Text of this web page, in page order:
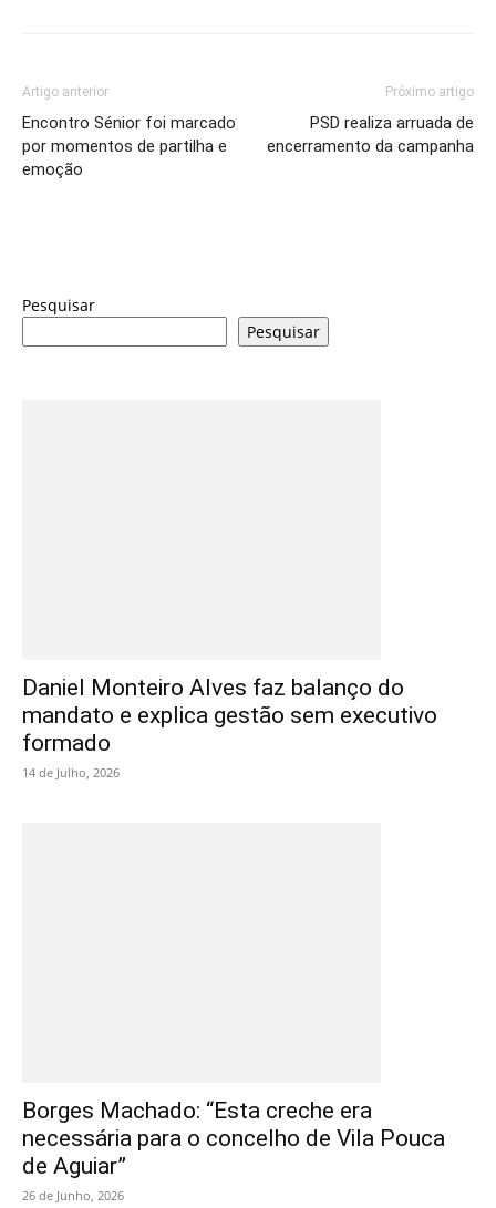
Artigo anterior
Encontro Sénior foi marcado
por momentos de partilha e
emoção
Próximo artigo
PSD realiza arruada de
encerramento da campanha
Pesquisar
Pesquisar
Daniel Monteiro Alves faz balanço do
mandato e explica gestão sem executivo
formado
14 de Julho, 2026
Borges Machado: “Esta creche era
necessária para o concelho de Vila Pouca
de Aguiar”
26 de Junho, 2026